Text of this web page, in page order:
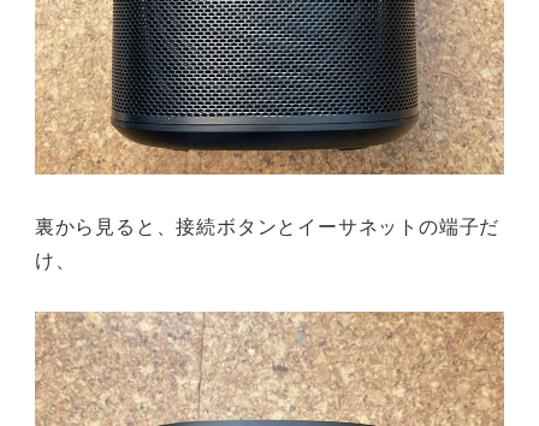
裏から見ると、接続ボタンとイーサネットの端子だ
け、